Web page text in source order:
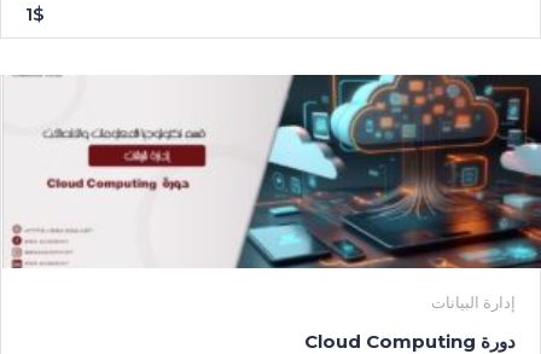
1$
إدارة البيانات
دورة Cloud Computing